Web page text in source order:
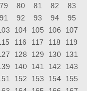
79 80 81 82
83
91 92 93 94
95
104 105 106
107
116 117 118
119
128 129 130
131
140 141 142
143
152 153 154
155